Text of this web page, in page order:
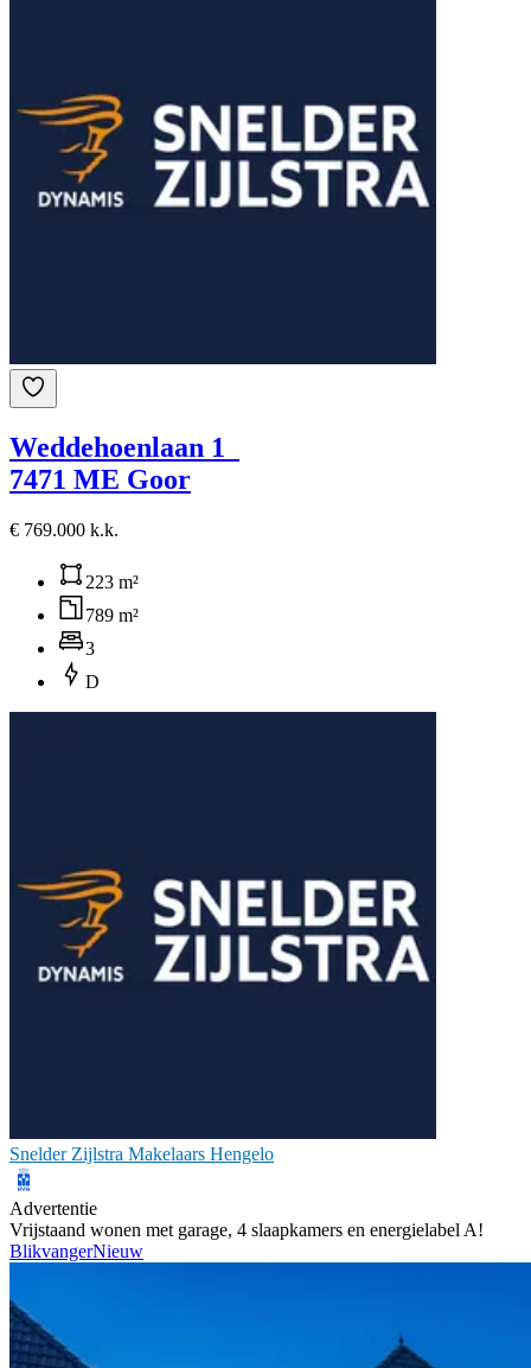
Weddehoenlaan 1
7471 ME Goor
€ 769.000 k.k.
223 m²
789 m²
3
D
Snelder Zijlstra Makelaars Hengelo
Advertentie
Vrijstaand wonen met garage, 4 slaapkamers en energielabel A!
BlikvangerNieuw